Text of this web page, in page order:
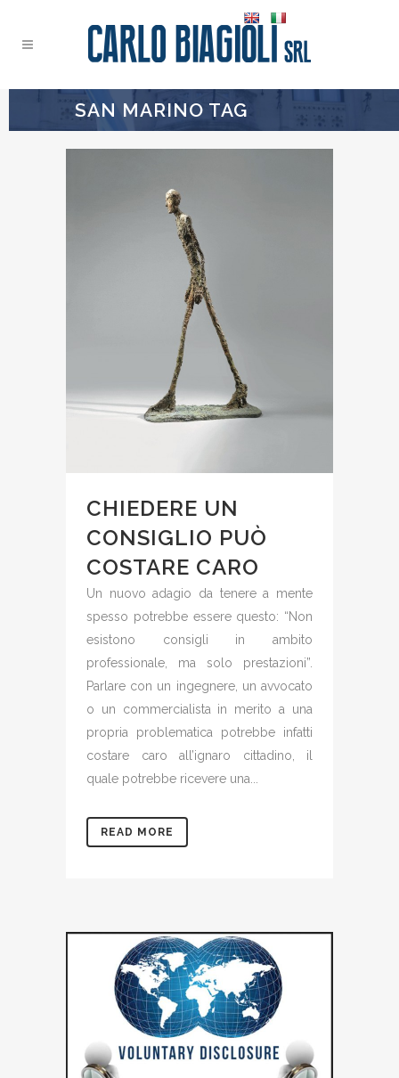
SAN MARINO TAG
CHIEDERE UN
CONSIGLIO PUÒ
COSTARE CARO
Un nuovo adagio da tenere a mente
spesso potrebbe essere questo: “Non
esistono consigli in ambito
professionale, ma solo prestazioni”.
Parlare con un ingegnere, un avvocato
o un commercialista in merito a una
propria problematica potrebbe infatti
costare caro all’ignaro cittadino, il
quale potrebbe ricevere una...
READ MORE